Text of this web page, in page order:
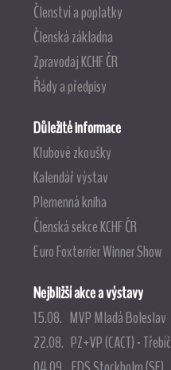
Členství a poplatky
Členská základna
Zpravodaj KCHF ČR
Řády a předpisy
Důležité informace
Klubové zkoušky
Kalendář výstav
Plemenná kniha
Členská sekce KCHF ČR
Euro Foxterrier Winner Show
Nejbližší akce a výstavy
15.08. MVP Mladá Boleslav
22.08. PZ+VP (CACT) - Třebíč